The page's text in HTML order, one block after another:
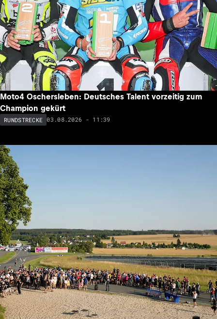
Moto4 Oschersleben: Deutsches Talent vorzeitig zum
Champion gekürt
RUNDSTRECKE 03.08.2026 - 11:39